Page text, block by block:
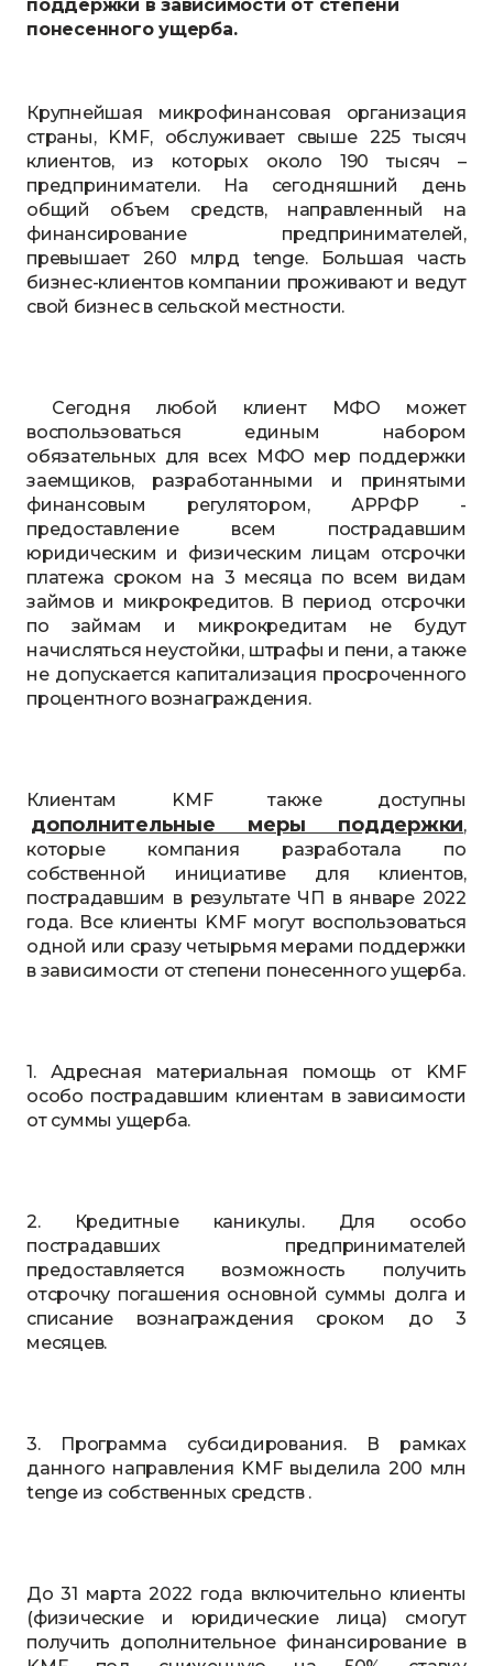
поддержки в зависимости от степени
понесенного ущерба.
Крупнейшая микрофинансовая организация
страны, KMF, обслуживает свыше 225 тысяч
клиентов, из которых около 190 тысяч –
предприниматели. На сегодняшний день
общий объем средств, направленный на
финансирование предпринимателей,
превышает 260 млрд tenge. Большая часть
бизнес-клиентов компании проживают и ведут
свой бизнес в сельской местности.
Сегодня любой клиент МФО может
воспользоваться единым набором
обязательных для всех МФО мер поддержки
заемщиков, разработанными и принятыми
финансовым регулятором, АРРФР -
предоставление всем пострадавшим
юридическим и физическим лицам отсрочки
платежа сроком на 3 месяца по всем видам
займов и микрокредитов. В период отсрочки
по займам и микрокредитам не будут
начисляться неустойки, штрафы и пени, а также
не допускается капитализация просроченного
процентного вознаграждения.
Клиентам KMF также доступны
дополнительные меры поддержки,
которые компания разработала по
собственной инициативе для клиентов,
пострадавшим в результате ЧП в январе 2022
года. Все клиенты KMF могут воспользоваться
одной или сразу четырьмя мерами поддержки
в зависимости от степени понесенного ущерба.
1. Адресная материальная помощь от KMF
особо пострадавшим клиентам в зависимости
от суммы ущерба.
2. Кредитные каникулы. Для особо
пострадавших предпринимателей
предоставляется возможность получить
отсрочку погашения основной суммы долга и
списание вознаграждения сроком до 3
месяцев.
3. Программа субсидирования. В рамках
данного направления KMF выделила 200 млн
tenge из собственных средств .
До 31 марта 2022 года включительно клиенты
(физические и юридические лица) смогут
получить дополнительное финансирование в